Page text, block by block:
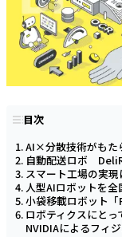
目次
AI×分散技術がもた
自動配送ロボ
スマート工場の実
人型AIロボットを
小袋移載ロボット「
ロボティクスにと
NVIDIAによるフィ